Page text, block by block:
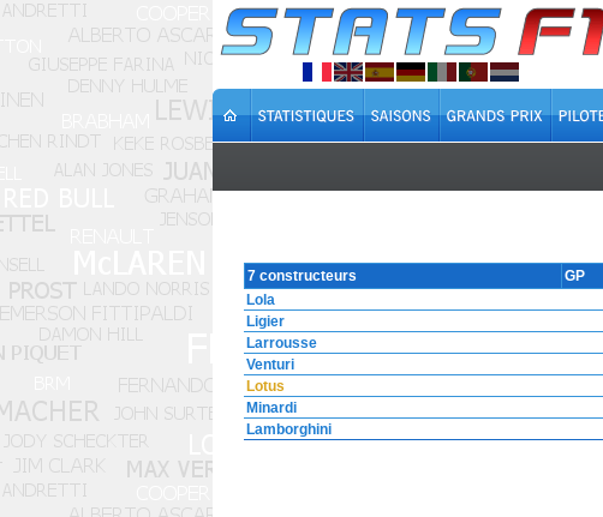
7 constructeurs
GP
Lola
Ligier
Larrousse
Venturi
Lotus
Minardi
Lamborghini